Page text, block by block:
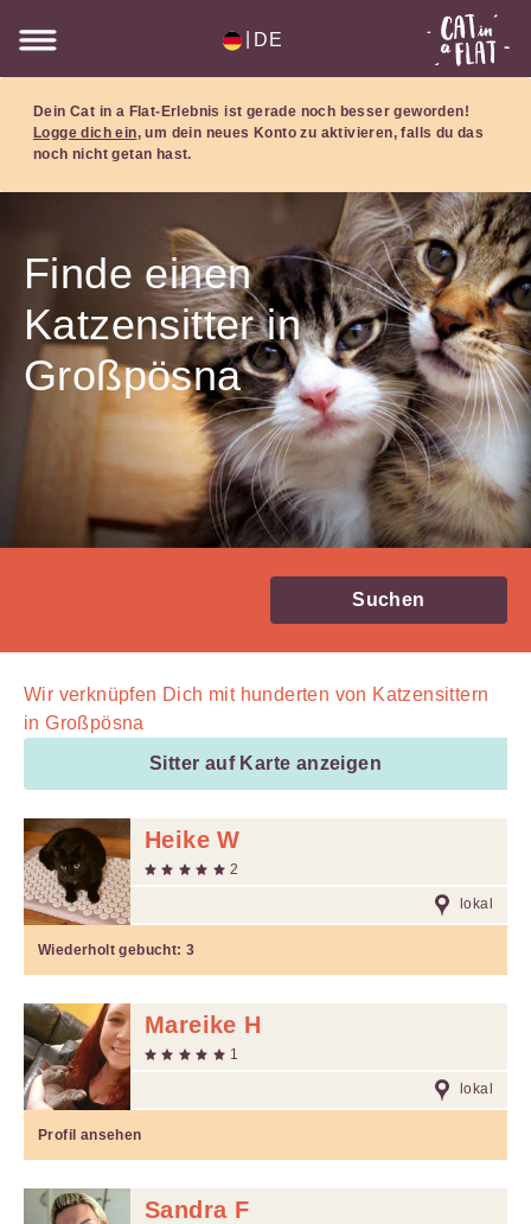
DE
Dein Cat in a Flat-Erlebnis ist gerade noch besser geworden!
Logge dich ein, um dein neues Konto zu aktivieren, falls du das
noch nicht getan hast.
Finde einen
Katzensitter in
Großpösna
Suchen
Wir verknüpfen Dich mit hunderten von Katzensittern
in Großpösna
Sitter auf Karte anzeigen
Heike W
2
lokal
Wiederholt gebucht:3
Mareike H
1
lokal
Profil ansehen
Sandra F